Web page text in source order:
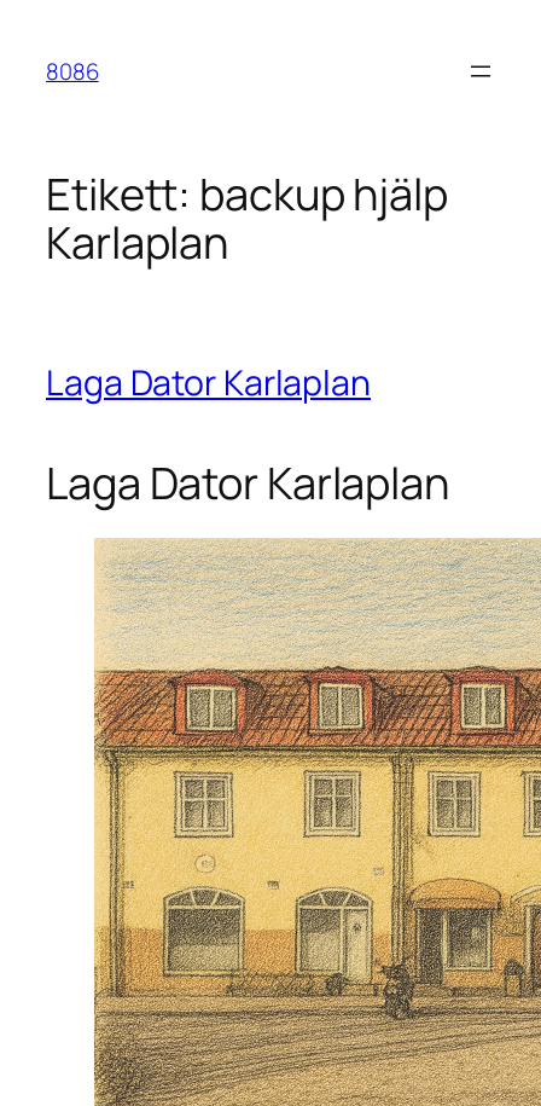
innehåll
8086
Etikett: backup hjälp
Karlaplan
Laga Dator Karlaplan
Laga Dator Karlaplan